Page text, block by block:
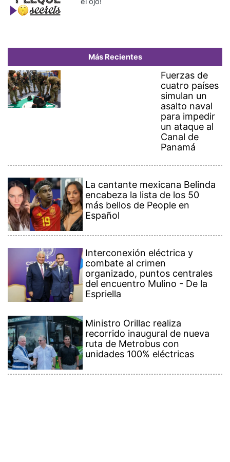
Más Recientes
Fuerzas de
cuatro países
simulan un
asalto naval
para impedir
un ataque al
Canal de
Panamá
La cantante mexicana Belinda
encabeza la lista de los 50
más bellos de People en
Español
Interconexión eléctrica y
combate al crimen
organizado, puntos centrales
del encuentro Mulino - De la
Espriella
Ministro Orillac realiza
recorrido inaugural de nueva
ruta de Metrobus con
unidades 100% eléctricas